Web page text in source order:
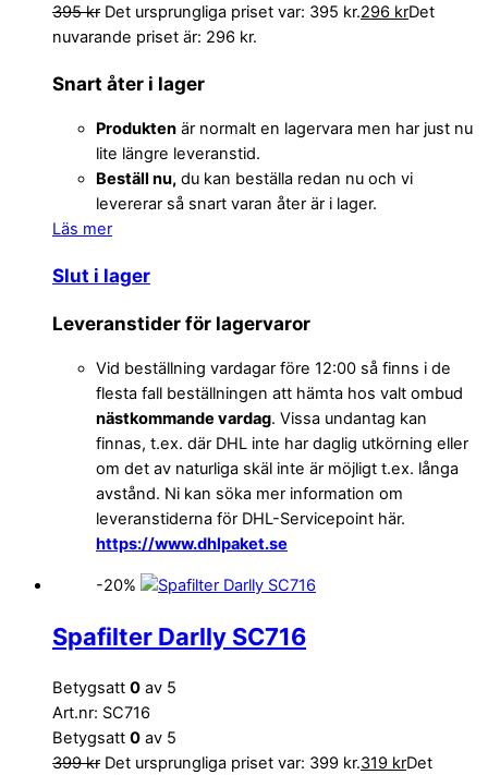
395kr Det ursprungliga priset var: 395 kr.296 krDet
nuvarande priset är: 296 kr.
Snart åter i lager
Produkten är normalt en lagervara men har just nu
lite längre leveranstid.
Beställ nu, du kan beställa redan nu och vi
levererar så snart varan åter är i lager.
Läs mer
Slut i lager
Leveranstider för lagervaror
Vid beställning vardagar före 12:00 så finns i de
flesta fall beställningen att hämta hos valt ombud
nästkommande vardag. Vissa undantag kan
finnas, t.ex. där DHL inte har daglig utkörning eller
om det av naturliga skäl inte är möjligt t.ex. långa
avstånd. Ni kan söka mer information om
leveranstiderna för DHL-Servicepoint här.
https://www.dhlpaket.se
-20%
Spafilter Darlly SC716
Betygsatt 0 av 5
Art.nr: SC716
Betygsatt 0 av 5
399kr Det ursprungliga priset var: 399 kr.319 krDet